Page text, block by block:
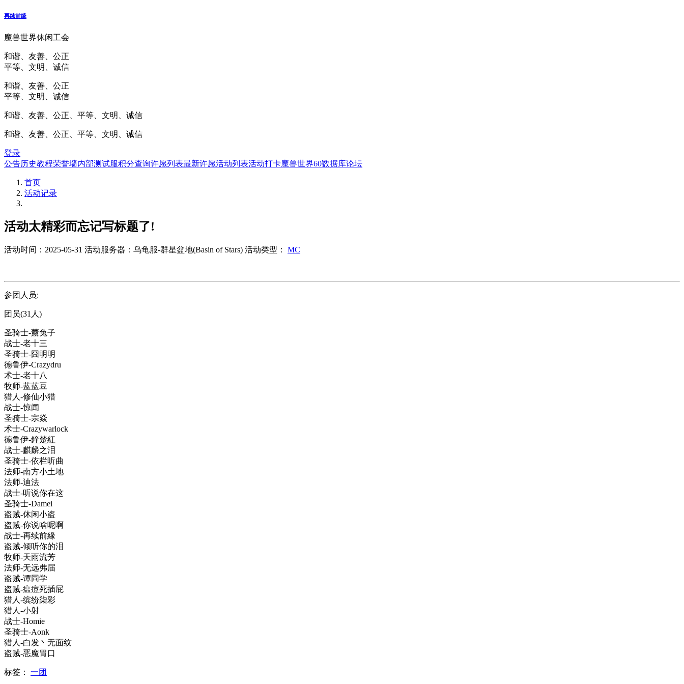
再续前缘
魔兽世界休闲工会
和谐、友善、公正
平等、文明、诚信
和谐、友善、公正
平等、文明、诚信
和谐、友善、公正、平等、文明、诚信
和谐、友善、公正、平等、文明、诚信
登录
公告历史教程荣誉墙内部测试服积分查询许愿列表最新许愿活动列表活动打卡魔兽世界60数据库论坛
首页
活动记录
活动太精彩而忘记写标题了!
活动时间：2025-05-31 活动服务器：乌龟服-群星盆地(Basin of Stars) 活动类型： MC
参团人员:
团员(31人)
圣骑士-薰兔子
战士-老十三
圣骑士-囧明明
德鲁伊-Crazydru
术士-老十八
牧师-蓝蓝豆
猎人-修仙小猎
战士-惊闻
圣骑士-宗焱
术士-Crazywarlock
德鲁伊-鐘楚紅
战士-麒麟之泪
圣骑士-依栏听曲
法师-南方小土地
法师-迪法
战士-听说你在这
圣骑士-Damei
盗贼-休闲小盗
盗贼-你说啥呢啊
战士-再续前緣
盗贼-倾听你的泪
牧师-天雨流芳
法师-无远弗届
盗贼-谭同学
盗贼-瘟痘死插屁
猎人-缤纷柒彩
猎人-小射
战士-Homie
圣骑士-Aonk
猎人-白发丶无面纹
盗贼-恶魔胃口
标签： 一团